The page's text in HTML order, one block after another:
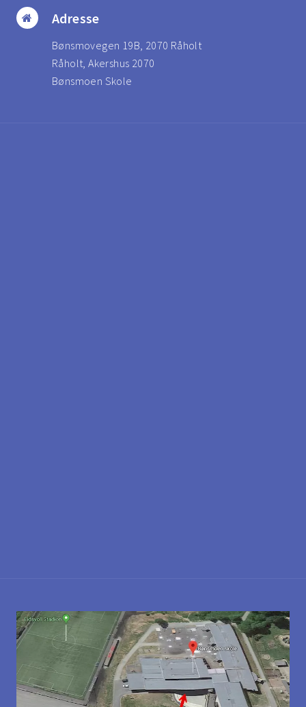
Adresse
Bønsmovegen 19B, 2070 Råholt
Råholt, Akershus 2070
Bønsmoen Skole